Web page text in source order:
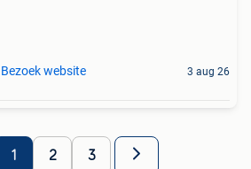
Bezoek website 3 aug 26
1 2 3